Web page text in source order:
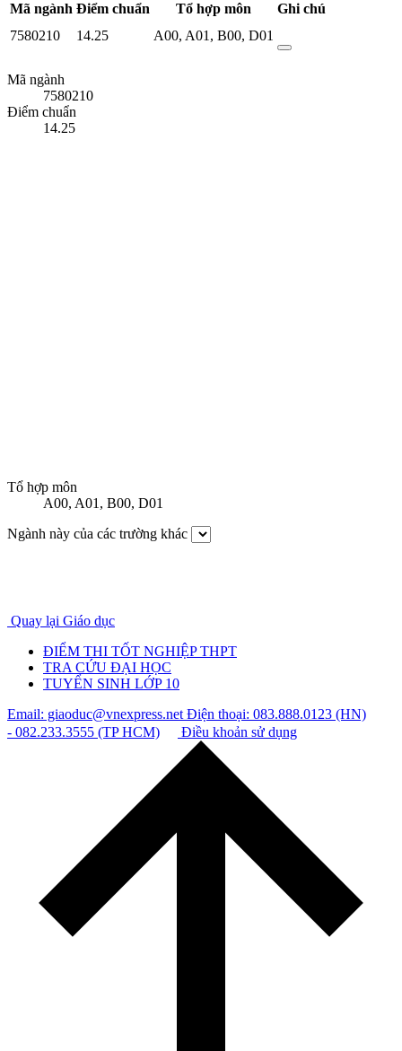
Mã ngành Điểm chuẩn Tổ hợp môn
Ghi chú
7580210
14.25 A00, A01, B00, D01
Mã ngành
7580210
Điểm chuẩn
14.25
Tổ hợp môn
A00, A01, B00, D01
Ngành này của các trường khác
Quay lại Giáo dục
ĐIỂM THI TỐT NGHIỆP THPT
TRA CỨU ĐẠI HỌC
TUYỂN SINH LỚP 10
Email: giaoduc@vnexpress.netĐiện thoại: 083.888.0123 (HN)
- 082.233.3555 (TP HCM)
Điều khoản sử dụng